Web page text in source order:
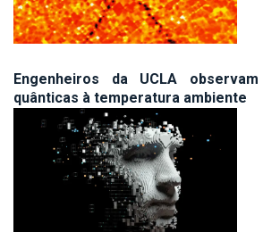
Engenheiros da UCLA
quânticas à temperatura ambiente